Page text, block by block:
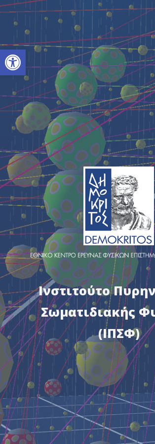
Ανοίξτε τη γραμμή εργαλείων
Ινστιτούτο
Σωματιδιακής
(ΙΠΣΦ)